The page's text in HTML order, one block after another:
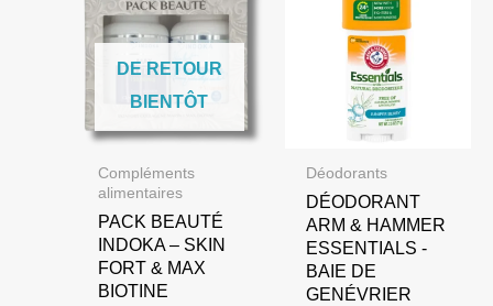
DE RETOUR
BIENTÔT
Compléments
alimentaires
PACK BEAUTÉ
INDOKA – SKIN
FORT & MAX
BIOTINE
Déodorants
DÉODORANT
ARM & HAMMER
ESSENTIALS -
BAIE DE
GENÉVRIER